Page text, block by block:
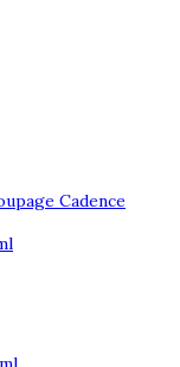
Cadence